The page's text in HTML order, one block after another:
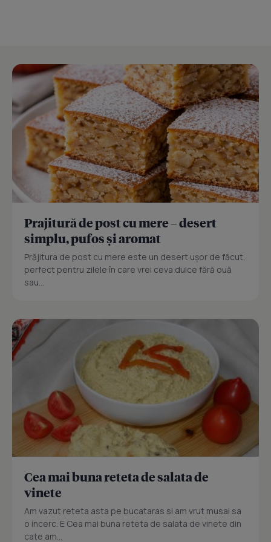
Prajitură de post cu mere – desert
simplu, pufos și aromat
Prăjitura de post cu mere este un desert ușor de făcut,
perfect pentru zilele în care vrei ceva dulce fără ouă
sau...
Cea mai buna reteta de salata de
vinete
Am vazut reteta asta pe bucataras si am vrut musai sa
o incerc. E Cea mai buna reteta de salata de vinete din
cate am...